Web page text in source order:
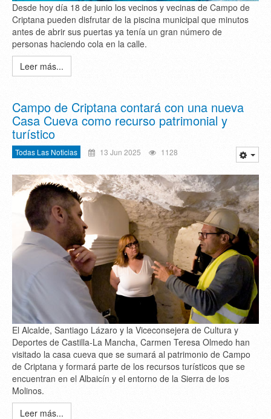
Desde hoy día 18 de junio los vecinos y vecinas de Campo de
Criptana pueden disfrutar de la piscina municipal que minutos
antes de abrir sus puertas ya tenía un gran número de
personas haciendo cola en la calle.
Leer más...
Campo de Criptana contará con una nueva
Casa Cueva como recurso patrimonial y
turístico
Todas Las Noticias 13 Jun 2025 1128
El Alcalde, Santiago Lázaro y la Viceconsejera de Cultura y
Deportes de Castilla-La Mancha, Carmen Teresa Olmedo han
visitado la casa cueva que se sumará al patrimonio de Campo
de Criptana y formará parte de los recursos turísticos que se
encuentran en el Albaicín y el entorno de la Sierra de los
Molinos.
Leer más...